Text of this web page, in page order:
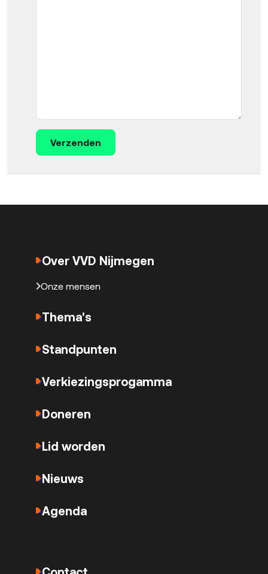
Verzenden
Over VVD Nijmegen
Onze mensen
Thema's
Standpunten
Verkiezingsprogamma
Doneren
Lid worden
Nieuws
Agenda